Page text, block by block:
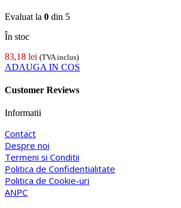
Evaluat la 0 din 5
În stoc
83,18 lei (TVA inclus)
ADAUGA IN COS
Customer Reviews
Informatii
Contact
Despre noi
Termeni si Conditii
Politica de Confidentialitate
Politica de Cookie-uri
ANPC